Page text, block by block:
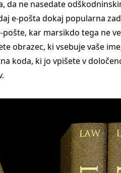
da ne nasedate
e-pošta dokaj popularna
kar marsikdo tega ne
obrazec, ki vsebuje vaše
koda, ki jo vpišete v